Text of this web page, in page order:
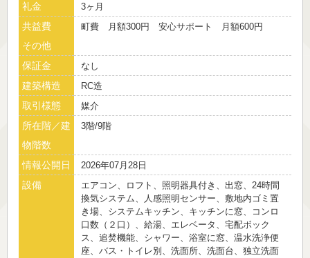
礼金 3ヶ月
共益費
その他
町費 月額300円 安心サポート 月額600円
保証金 なし
建築構造 RC造
取引様態 媒介
所在階／建
物階数
3階/9階
情報公開日 2026年07月28日
設備
エアコン、ロフト、照明器具付き、出窓、24時間
換気システム、人感照明センサー、敷地内ゴミ置
き場、システムキッチン、キッチンに窓、コンロ
口数（２口）、給湯、エレベータ、宅配ボック
ス、追焚機能、シャワー、浴室に窓、温水洗浄便
座、バス・トイレ別、洗面所、洗面台、独立洗面